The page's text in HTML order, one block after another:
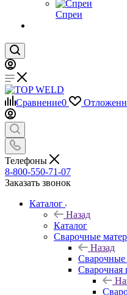
Спреи
Сравнение0
Телефоны
8-800-550-71-07
Заказать звонок
Каталог
Назад
Каталог
Сварочные
Назад
Сварочные
Сварочная